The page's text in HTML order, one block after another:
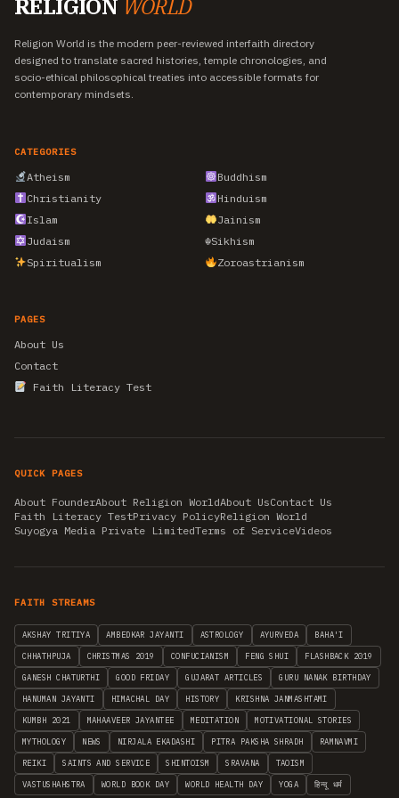
RELIGION WORLD
Religion World is the modern peer-reviewed interfaith directory
designed to translate sacred histories, temple chronologies, and
socio-ethical philosophical treaties into accessible formats for
contemporary mindsets.
CATEGORIES
Atheism
Buddhism
Christianity
Hinduism
Islam
Jainism
Judaism
☬Sikhism
Spiritualism
Zoroastrianism
PAGES
About Us
Contact
Faith Literacy Test
QUICK PAGES
About FounderAbout Religion WorldAbout UsContact Us
Faith Literacy TestPrivacy PolicyReligion World
Suyogya Media Private LimitedTerms of ServiceVideos
FAITH STREAMS
AKSHAY TRITIYA AMBEDKAR JAYANTI ASTROLOGY AYURVEDA BAHA'I
CHHATHPUJA CHRISTMAS 2019 CONFUCIANISM FENG SHUI FLASHBACK 2019
GANESH CHATURTHI GOOD FRIDAY GUJARAT ARTICLES GURU NANAK BIRTHDAY
HANUMAN JAYANTI HIMACHAL DAY HISTORY KRISHNA JANMASHTAMI
KUMBH 2021 MAHAAVEER JAYANTEE MEDITATION MOTIVATIONAL STORIES
MYTHOLOGY NEWS NIRJALA EKADASHI PITRA PAKSHA SHRADH RAMNAVMI
REIKI SAINTS AND SERVICE SHINTOISM SRAVANA TAOISM
VASTUSHAHSTRA WORLD BOOK DAY WORLD HEALTH DAY YOGA हिन्दू धर्म